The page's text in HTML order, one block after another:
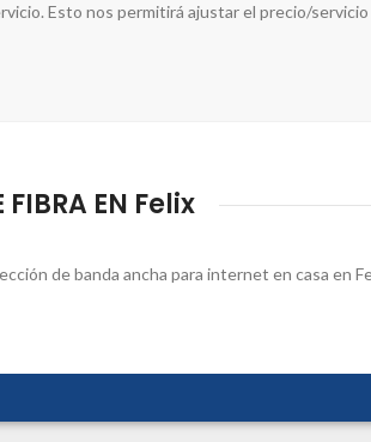
Esto nos permitirá ajustar el precio/
FIBRA EN Felix
de banda ancha para internet en casa en